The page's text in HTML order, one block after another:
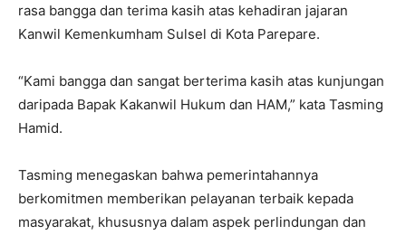
rasa bangga dan terima kasih atas kehadiran jajaran
Kanwil Kemenkumham Sulsel di Kota Parepare.
“Kami bangga dan sangat berterima kasih atas kunjungan
daripada Bapak Kakanwil Hukum dan HAM,” kata Tasming
Hamid.
Tasming menegaskan bahwa pemerintahannya
berkomitmen memberikan pelayanan terbaik kepada
masyarakat, khususnya dalam aspek perlindungan dan